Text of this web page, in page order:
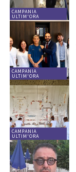
CAMPANIA
ULTIM'ORA
CAMPANIA
ULTIM'ORA
CAMPANIA
ULTIM'ORA